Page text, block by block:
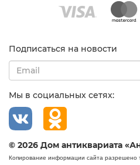
Подписаться на новости
Мы в социальных сетях:
© 2026 Дом антиквариата
Копирование информации сайта разрешено